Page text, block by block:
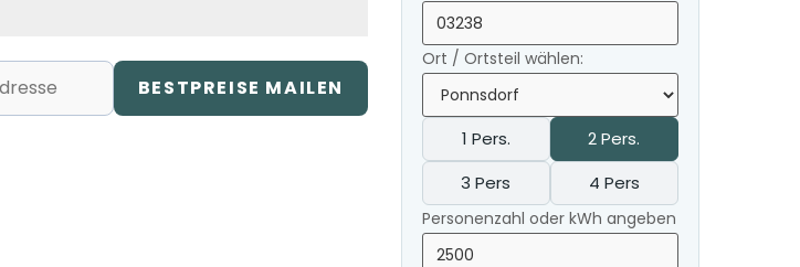
BESTPREISE MAILEN
Ort / Ortsteil wählen:
1 Pers.
2 Pers.
3 Pers
4 Pers
Personenzahl oder kWh angeben